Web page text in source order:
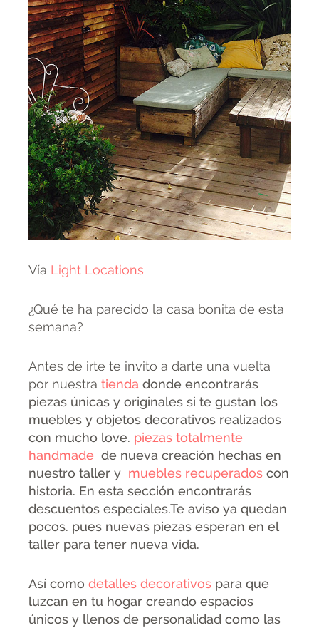
Vía Light Locations
¿Qué te ha parecido la casa bonita de esta
semana?
Antes de irte te invito a darte una vuelta
por nuestra tienda donde encontrarás
piezas únicas y originales si te gustan los
muebles y objetos decorativos realizados
con mucho love. piezas totalmente
handmade de nueva creación hechas en
nuestro taller y muebles recuperados con
historia. En esta sección encontrarás
descuentos especiales.Te aviso ya quedan
pocos. pues nuevas piezas esperan en el
taller para tener nueva vida.
Así como detalles decorativos para que
luzcan en tu hogar creando espacios
únicos y llenos de personalidad como las